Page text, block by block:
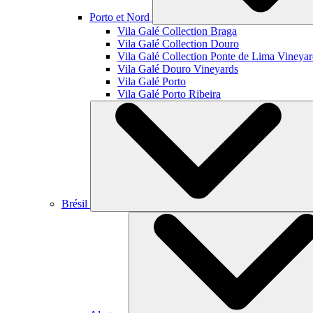
Porto et Nord
Vila Galé Collection Braga
Vila Galé Collection Douro
Vila Galé Collection Ponte de Lima
Vila Galé Douro Vineyards
Vila Galé Porto
Vila Galé Porto Ribeira
Brésil